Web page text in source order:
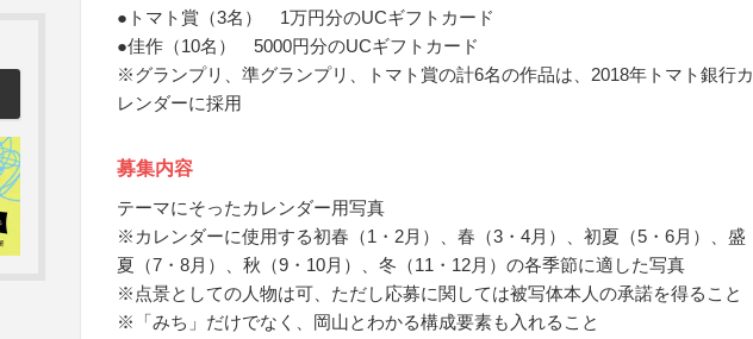
●トマト賞（3名） 1万円分のUCギフトカード
●佳作（10名） 5000円分のUCギフトカード
※グランプリ、準グランプリ、トマト賞の計6名の作品は、2018年トマト銀行カ
レンダーに採用
募集内容
テーマにそったカレンダー用写真
※カレンダーに使用する初春（1・2月）、春（3・4月）、初夏（5・6月）、盛
夏（7・8月）、秋（9・10月）、冬（11・12月）の各季節に適した写真
※点景としての人物は可、ただし応募に関しては被写体本人の承諾を得ること
※「みち」だけでなく、岡山とわかる構成要素も入れること